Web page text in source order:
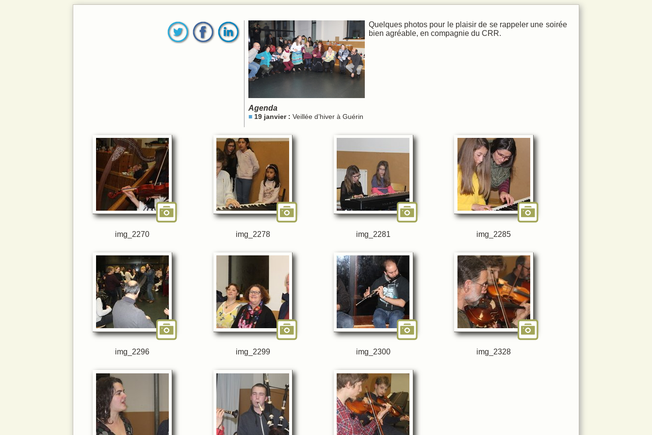
Infos pratiques
Quelques photos pour le plaisir de se rappeler une soirée
bien agréable, en compagnie du CRR.
Agenda
19 janvier : Veillée d’hiver à Guérin
img_2270 img_2278 img_2281 img_2285
img_2296 img_2299 img_2300 img_2328